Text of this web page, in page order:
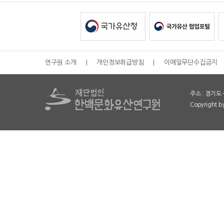
연구원 소개 개인정보취급방침 이메일무단수집금지
주소 : 경기
Copyright